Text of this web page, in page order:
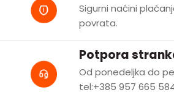
Sigurni naćini
povrata.
Potpora
Od ponedeljka do
tel:+385 957 665